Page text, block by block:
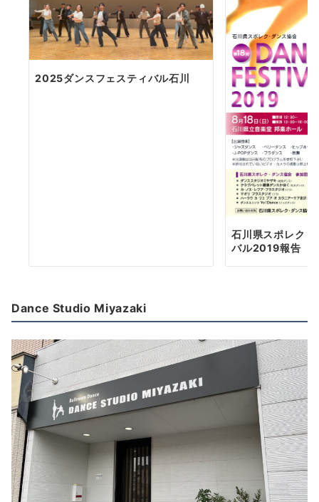
2025ダンスフェスティバル石川
石川県スポレク
バル2019報告
Dance Studio Miyazaki